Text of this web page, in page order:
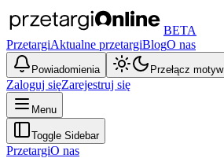
BETA
PrzetargiAktualne przetargiBlogO nas
Powiadomienia Przełącz motyw
Zaloguj sięZarejestruj się
Menu
Toggle Sidebar
PrzetargiO nas